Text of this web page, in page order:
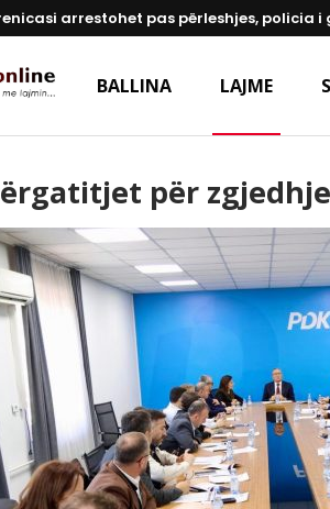
arrestohet pas përleshjes, policia i
BALLINA LAJME
për